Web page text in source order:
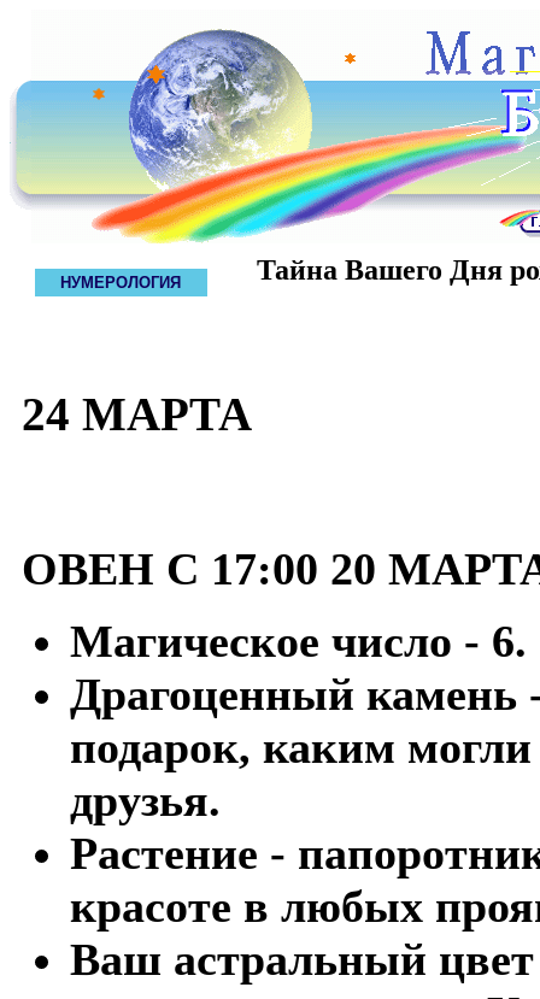
НУМЕРОЛОГИЯ Тайна Вашего Дня
24 МАРТА
ОВЕН С 17:00 20
Магическое число - 6.
Драгоценный камень
подарок, каким
друзья.
Растение -
красоте в любых
Ваш астральный цвет